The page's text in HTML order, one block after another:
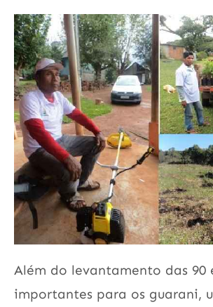
Além do levantamento das 90
importantes para os guarani,